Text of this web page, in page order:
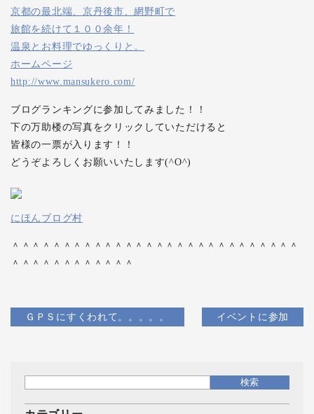
京都の最北端、京丹後市、網野町で
旅館を続けて１００余年！
温泉とお料理でゆっくりと。
ホームページ
http://www.mansukero.com/
ブログランキングに参加してみました！！
下の万助楼の写真をクリックしていただけると
皆様の一票が入ります！！
どうぞよろしくお願いいたします(^O^)
にほんブログ村
＾＾＾＾＾＾＾＾＾＾＾＾＾＾＾＾＾＾＾＾＾＾＾＾＾＾＾＾
＾＾＾＾＾＾＾＾＾＾＾＾
ＧＰＳにすくわれて。。。。。 イベントに参加